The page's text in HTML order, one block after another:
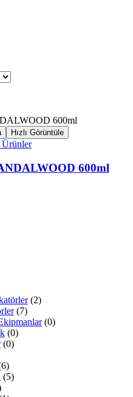
Hızlı Görüntüle
600ml
(2)
(7)
(0)
(0)
(0)
(5)